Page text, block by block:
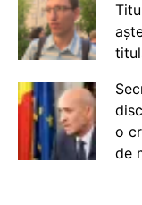
o
de